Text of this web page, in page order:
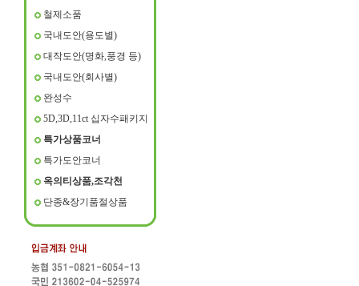
철제소품
국내도안(용도별)
대작도안(명화,풍경 등)
국내도안(회사별)
완성수
5D,3D,11ct 십자수패키지
특가상품코너
특가도안코너
옥의티상품,조각천
단종&장기품절상품